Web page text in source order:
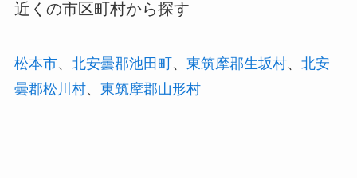
近くの市区町村から探す
松本市、 北安曇郡池田町、 東筑摩郡生坂村、 北安
曇郡松川村、 東筑摩郡山形村